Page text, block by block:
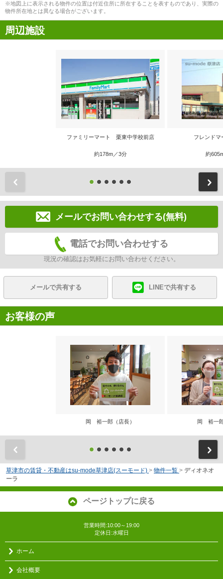
※地図上に表示される物件の位置は付近住所に所在することを表すものであり、実際の
物件所在地とは異なる場合がございます。
周辺施設
ファミリーマート 栗東中学校前店
約178m／3分
フレンドマ
約
メールでお問い合わせする(無料)
電話でお問い合わせする
現況の確認はお気軽にお問い合わせください。
メールで共有する LINEで共有する
お客様の声
岡 裕一郎（店長） 岡 裕一
草津市の賃貸・不動産はsu-mode草津店(スーモード) > 物件一覧 > ディオネオ
ーラ
ページトップに戻る
営業時間:10:00～19:00
定休日:水曜日
ホーム
会社概要